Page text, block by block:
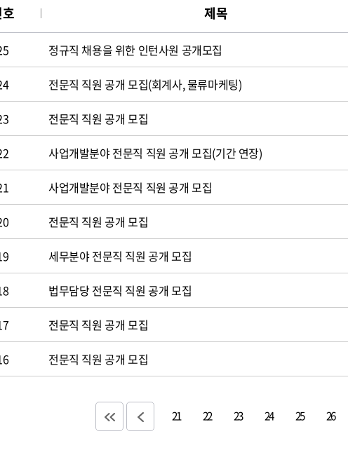
제목
정규직 채용을 위한 인턴사원 공개모집
전문직 직원 공개 모집(회계사, 물류마케팅)
전문직 직원 공개 모집
사업개발분야 전문직 직원 공개 모집(기간 연장)
사업개발분야 전문직 직원 공개 모집
전문직 직원 공개 모집
세무분야 전문직 직원 공개 모집
법무담당 전문직 직원 공개 모집
전문직 직원 공개 모집
전문직 직원 공개 모집
21 22 23 24 25 26